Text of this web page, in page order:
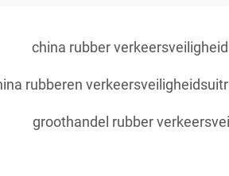
china rubber
rubberen
groothandel rubber